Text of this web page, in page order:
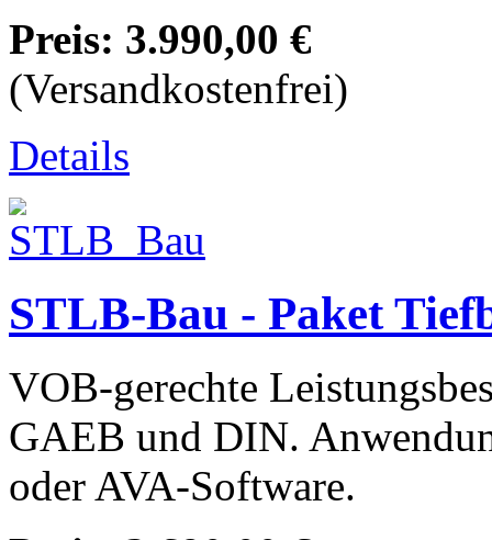
Preis: 3.990,00 €
(Versandkostenfrei)
Details
STLB-Bau - Paket
VOB-gerechte
GAEB und DIN.
oder AVA-Software.